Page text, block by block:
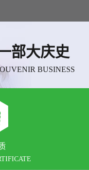
部大庆史
BUSINESS